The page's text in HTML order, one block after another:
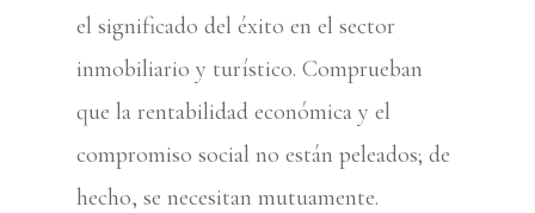
el significado del éxito en el sector
inmobiliario y turístico. Comprueban
que la rentabilidad económica y el
compromiso social no están peleados; de
hecho, se necesitan mutuamente.